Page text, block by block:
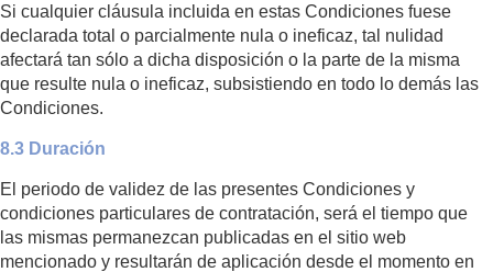
Si cualquier cláusula incluida en estas Condiciones fuese
declarada total o parcialmente nula o ineficaz, tal nulidad
afectará tan sólo a dicha disposición o la parte de la misma
que resulte nula o ineficaz, subsistiendo en todo lo demás las
Condiciones.
8.3 Duración
El periodo de validez de las presentes Condiciones y
condiciones particulares de contratación, será el tiempo que
las mismas permanezcan publicadas en el sitio web
mencionado y resultarán de aplicación desde el momento en